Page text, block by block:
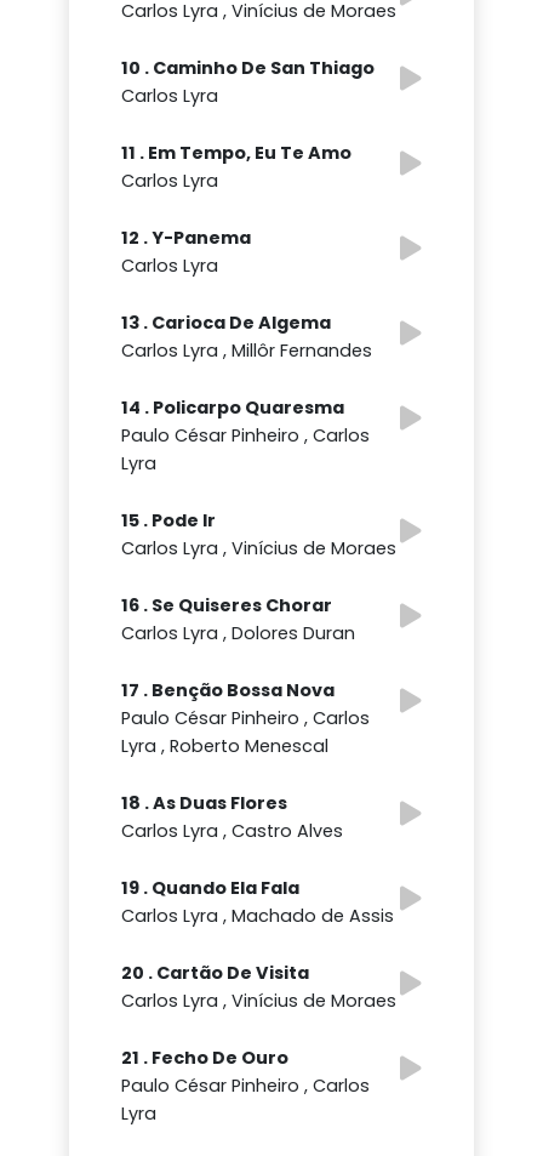
Carlos Lyra , Vinícius de Moraes
10 . Caminho De San Thiago
Carlos Lyra
11 . Em Tempo, Eu Te Amo
Carlos Lyra
12 . Y-Panema
Carlos Lyra
13 . Carioca De Algema
Carlos Lyra , Millôr Fernandes
14 . Policarpo Quaresma
Paulo César Pinheiro , Carlos
Lyra
15 . Pode Ir
Carlos Lyra , Vinícius de Moraes
16 . Se Quiseres Chorar
Carlos Lyra , Dolores Duran
17 . Benção Bossa Nova
Paulo César Pinheiro , Carlos
Lyra , Roberto Menescal
18 . As Duas Flores
Carlos Lyra , Castro Alves
19 . Quando Ela Fala
Carlos Lyra , Machado de Assis
20 . Cartão De Visita
Carlos Lyra , Vinícius de Moraes
21 . Fecho De Ouro
Paulo César Pinheiro , Carlos
Lyra